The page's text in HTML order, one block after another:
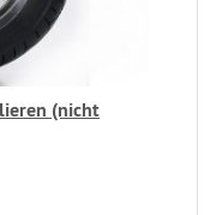
(nicht